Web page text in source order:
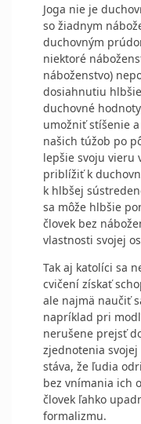
Joga nie je
so žiadnym
duchovným
niektoré
náboženstvo)
dosiahnutiu
duchovné
umožniť stíšenie
našich túžob po
lepšie svoju vieru
priblížiť k
k hlbšej
sa môže hlbšie
človek bez
vlastnosti svojej
Tak aj katolíci sa
cvičení získať
ale najmä naučiť
napríklad pri
nerušene prejsť
zjednotenia svojej
stáva, že ľudia
bez vnímania ich
človek ľahko
formalizmu.